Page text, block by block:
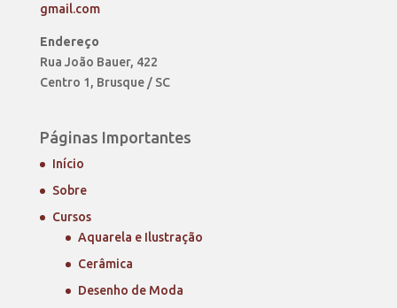
gmail.com
Endereço
Rua João Bauer, 422
Centro 1, Brusque / SC
Páginas Importantes
Início
Sobre
Cursos
Aquarela e Ilustração
Cerâmica
Desenho de Moda